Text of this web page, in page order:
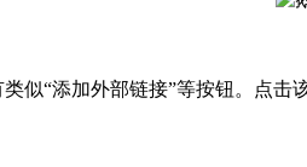
似“添加外部链接”等按钮。点击